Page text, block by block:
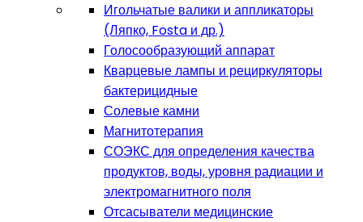
Игольчатые валики и аппликаторы
(Ляпко, Fosta и др.)
Голосообразующий аппарат
Кварцевые лампы и рециркуляторы
бактерицидные
Солевые камни
Магнитотерапия
СОЭКС для определения качества
продуктов, воды, уровня радиации и
электромагнитного поля
Отсасыватели медицинские